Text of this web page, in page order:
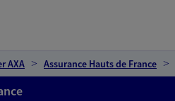
AXA Assurance Hauts de France